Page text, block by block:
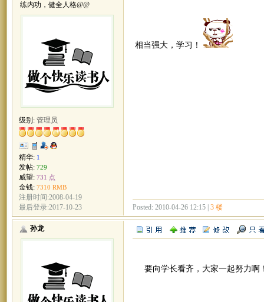
练内功，健全人格@@
级别: 管理员
精华: 1
发帖: 729
威望: 731 点
金钱: 7310 RMB
注册时间:2008-04-19
最后登录:2017-10-23
相当强大，学习！
Posted: 2010-04-26 12:15 | 3 楼
孙龙
要向学长看齐，大家一起努力啊